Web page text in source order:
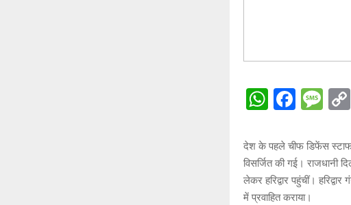
W
at
s
A
F
ce
b
o
M
s
a
g
देश के पहले चीफ डिफेंस स्टाफ
विसर्जित की गई। राजधानी
लेकर हरिद्वार पहुंचीं।
में प्रवाहित कराया।